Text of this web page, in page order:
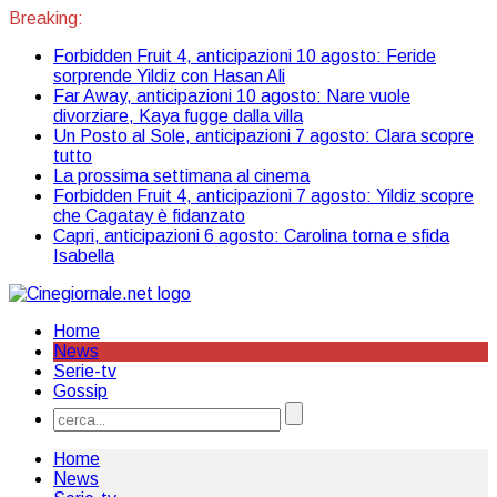
Breaking:
Forbidden Fruit 4, anticipazioni 10 agosto: Feride
sorprende Yildiz con Hasan Ali
Far Away, anticipazioni 10 agosto: Nare vuole
divorziare, Kaya fugge dalla villa
Un Posto al Sole, anticipazioni 7 agosto: Clara scopre
tutto
La prossima settimana al cinema
Forbidden Fruit 4, anticipazioni 7 agosto: Yildiz scopre
che Cagatay è fidanzato
Capri, anticipazioni 6 agosto: Carolina torna e sfida
Isabella
Home
News
Serie-tv
Gossip
Home
News